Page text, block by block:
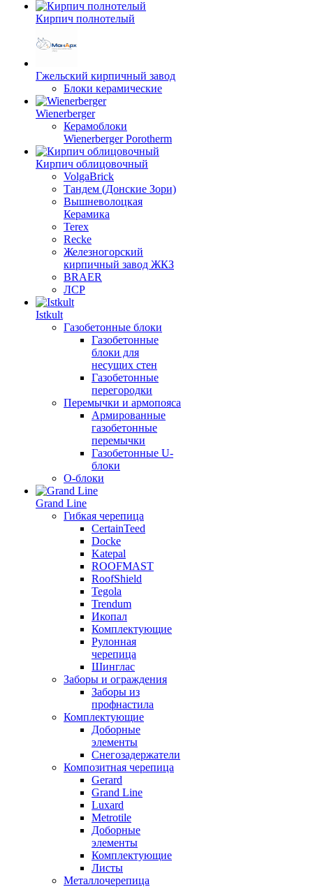
Кирпич полнотелый
Гжельский кирпичный завод
Блоки керамические
Wienerberger
Керамоблоки
Wienerberger Porotherm
Кирпич облицовочный
VolgaBrick
Тандем (Донские Зори)
Вышневолоцкая
Керамика
Terex
Recke
Железногорский
кирпичный завод ЖКЗ
BRAER
ЛСР
Istkult
Газобетонные блоки
Газобетонные
блоки для
несущих стен
Газобетонные
перегородки
Перемычки и армопояса
Армированные
газобетонные
перемычки
Газобетонные U-
блоки
О-блоки
Grand Line
Гибкая черепица
CertainTeed
Docke
Katepal
ROOFMAST
RoofShield
Tegola
Trendum
Икопал
Комплектующие
Рулонная
черепица
Шинглас
Заборы и ограждения
Заборы из
профнастила
Комплектующие
Доборные
элементы
Снегозадержатели
Композитная черепица
Gerard
Grand Line
Luxard
Metrotile
Доборные
элементы
Комплектующие
Листы
Металлочерепица